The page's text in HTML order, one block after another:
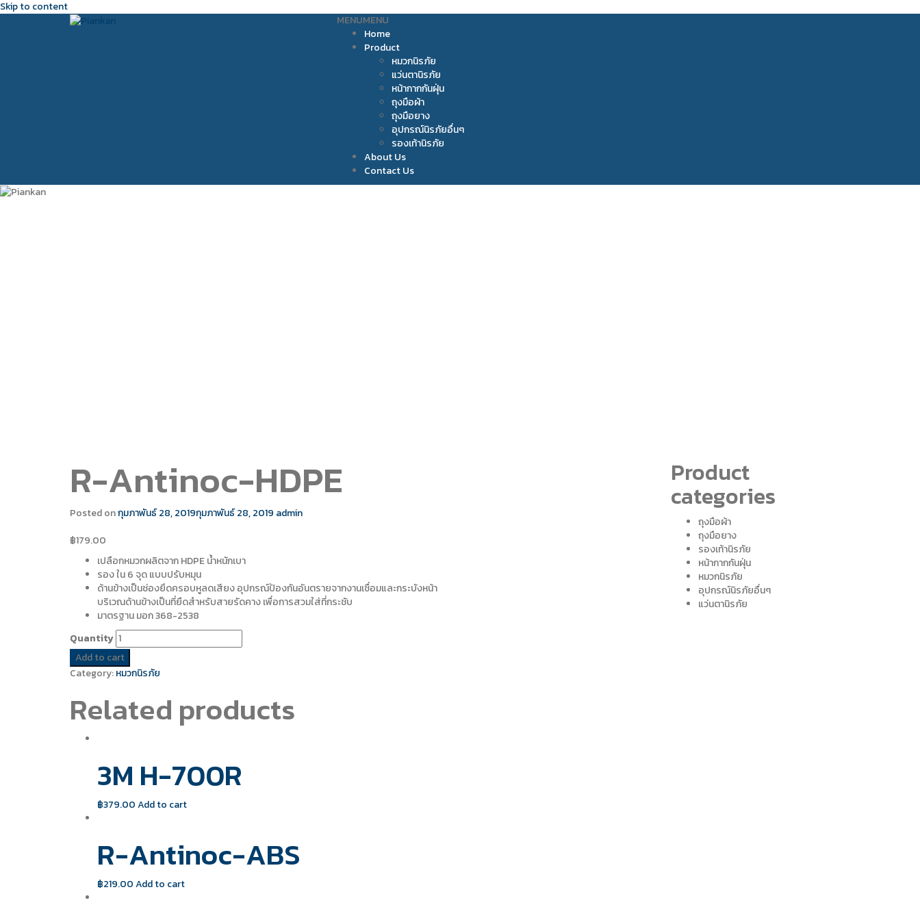
Skip to content
MENUMENU
Home
Product
หมวกนิรภัย
แว่นตานิรภัย
หน้ากากกันฝุ่น
ถุงมือผ้า
ถุงมือยาง
อุปกรณ์นิรภัยอื่นๆ
รองเท้านิรภัย
About Us
Contact Us
R-Antinoc-HDPE
Posted onกุมภาพันธ์ 28, 2019กุมภาพันธ์ 28, 2019 admin
฿179.00
เปลือกหมวกผลิตจาก HDPE น้ำหนักเบา
รอง ใน 6 จุด แบบปรับหมุน
ด้านข้างเป็นช่องยึดครอบหูลดเสียง อุปกรณ์ป้องกันอันตรายจากงานเชื่อมและกระบังหน้า
บริเวณด้านข้างเป็นที่ยืดสำหรับสายรัดคาง เพื่อการสวมใส่ที่กระชับ
มาตรฐาน มอก 368-2538
Quantity
Add to cart
Category:หมวกนิรภัย
Related products
3M H-700R
฿379.00Add to cart
R-Antinoc-ABS
฿219.00Add to cart
Product
categories
ถุงมือผ้า
ถุงมือยาง
รองเท้านิรภัย
หน้ากากกันฝุ่น
หมวกนิรภัย
อุปกรณ์นิรภัยอื่นๆ
แว่นตานิรภัย